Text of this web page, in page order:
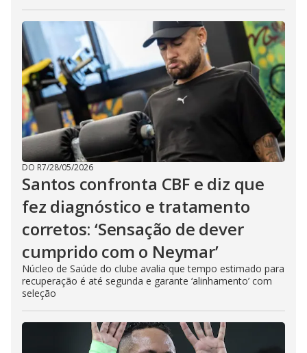
DO R7/28/05/2026
Santos confronta CBF e diz que
fez diagnóstico e tratamento
corretos: ‘Sensação de dever
cumprido com o Neymar’
Núcleo de Saúde do clube avalia que tempo estimado para
recuperação é até segunda e garante ‘alinhamento’ com
seleção